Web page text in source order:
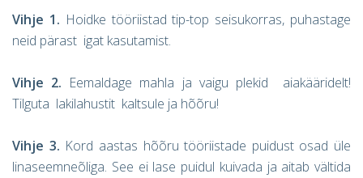
Vihje 1. Hoidke tööriistad tip-top seisukorras, puhastage
neid pärast igat kasutamist.
Vihje 2. Eemaldage mahla ja vaigu plekid aiakääridelt!
Tilguta lakilahustit kaltsule ja hõõru!
Vihje 3. Kord aastas hõõru tööriistade puidust osad üle
linaseemneõliga. See ei lase puidul kuivada ja aitab vältida